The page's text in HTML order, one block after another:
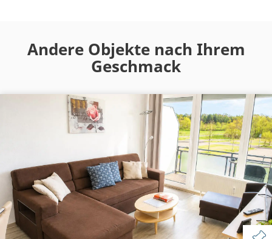
Andere Objekte nach Ihrem
Geschmack